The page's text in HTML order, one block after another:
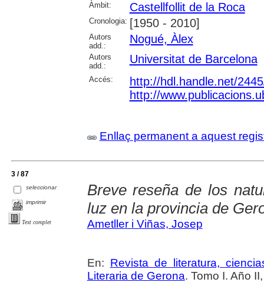
Àmbit: Castellfollit de la Roca
Cronologia: [1950 - 2010]
Autors
add.:
Nogué, Àlex
Autors
add.:
Universitat de Barcelona
Accés:
http://hdl.handle.net/
http://
Enllaç permanent a aquest
3 / 87
seleccionar
imprimir
Text complet
Breve reseña de los
luz en la provincia de
Ametller i Viñas, Josep
En: Revista de literatura,
Literaria de Gerona. Tomo I. Año